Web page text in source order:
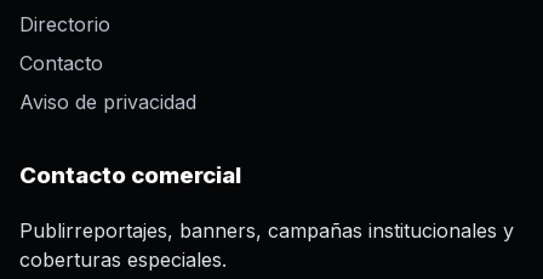
Directorio
Contacto
Aviso de privacidad
Contacto comercial
Publirreportajes, banners, campañas institucionales y
coberturas especiales.